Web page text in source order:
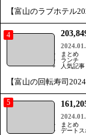
【富山のラブホテル
4
まとめ
ランチ
人気記事
【富山の回転寿司
5
まとめ
デートス